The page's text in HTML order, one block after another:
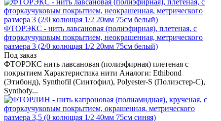
ФТОРЭКС - нить лавсановая (полиэфирная), плетеная, с
фторкаучуковым покрытием, неокрашенная, метрического
размера 3 (2/0 колющая 1/2 20мм 75см белый)
Под заказ
ФТОРЭКС нить лавсановая (полиэфирная) плетеная с
покрытием Характеристика нити Аналоги: Ethibond
(Этибонд), Synthofil (Синтофил), Polyester-S (Полиэстер-С),
Synthofy...